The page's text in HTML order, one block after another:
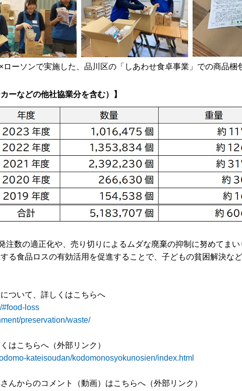
ーソンで実施した、品川区の「しあわせ食卓事業」での商品梱
ーなどの他社協業分を含む）】
注数の適正化や、売り切りによるムダな廃棄の抑制に努めてま
る食品ロスの有効活用を促進することで、子どもの貧困解決な
ついて、詳しくはこちらへ
#food-loss
preservation/waste/
はこちらへ（外部リンク）
kateisoudan/kodomonosyokunosien/index.html
からのコメント（動画）はこちらへ（外部リンク）